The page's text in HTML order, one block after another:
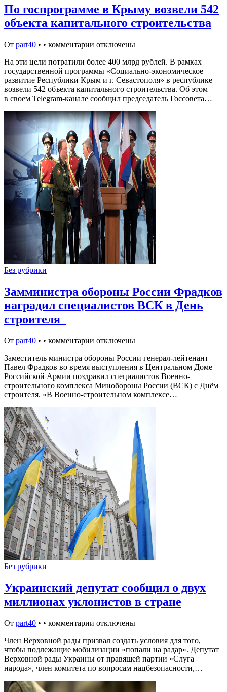
По госпрограмме в Крыму возвели 542
объекта капитального строительства
От part40 • • комментарии отключены
На эти цели потратили более 400 млрд рублей. В рамках
государственной программы «Социально-экономическое
развитие Республики Крым и г. Севастополя» в республике
возвели 542 объекта капитального строительства. Об этом
в своем Telegram-канале сообщил председатель Госсовета…
Без рубрики
Замминистра обороны России Фрадков
наградил специалистов ВСК в День
строителя
От part40 • • комментарии отключены
Заместитель министра обороны России генерал-лейтенант
Павел Фрадков во время выступления в Центральном Доме
Российской Армии поздравил специалистов Военно-
строительного комплекса Минобороны России (ВСК) с Днём
строителя. «В Военно-строительном комплексе…
Без рубрики
Украинский депутат сообщил о двух
миллионах уклонистов в стране
От part40 • • комментарии отключены
Член Верховной рады призвал создать условия для того,
чтобы подлежащие мобилизации «попали на радар». Депутат
Верховной рады Украины от правящей партии «Слуга
народа», член комитета по вопросам нацбезопасности,…